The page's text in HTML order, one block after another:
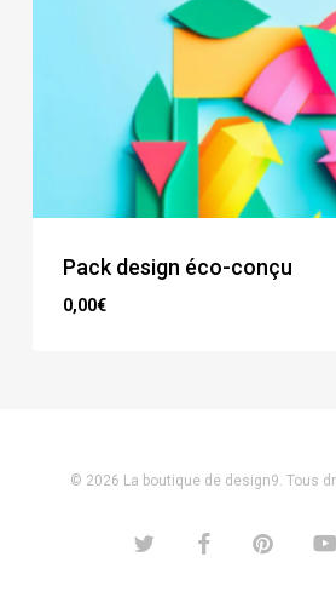
Pack design éco-conçu
0,00€
© 2026 La boutique de design9. Tous
twitter facebookpinterest